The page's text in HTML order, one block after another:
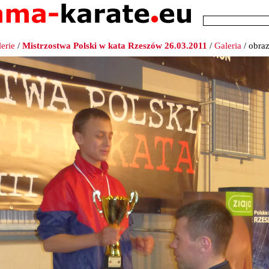
/ Mistrzostwa Polski w kata Rzeszów 26.03.2011 / Galeria /